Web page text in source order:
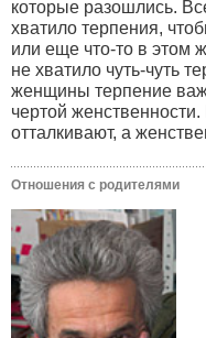
которые разошлись.
хватило терпения,
или еще что-то в этом
не хватило чуть-чуть
женщины терпение
чертой женственности.
отталкивают, а
Отношения с родителями